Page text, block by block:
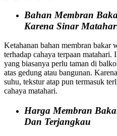
Bahan Membran
Karena Sinar
Ketahanan bahan membran bakar
terhadap cahaya terpaan
yang biasanya perlu taman di
atas gedung atau bangunan.
suhu, tekstur atap pun termasuk
cahaya matahari.
Harga Membran
Dan Terjangkau